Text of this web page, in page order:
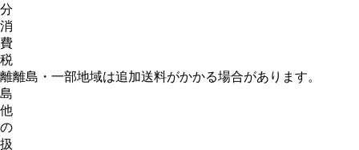
分
消
費
税
離
島
他
の
扱
離島・一部地域は追加送料がかかる場合があります。